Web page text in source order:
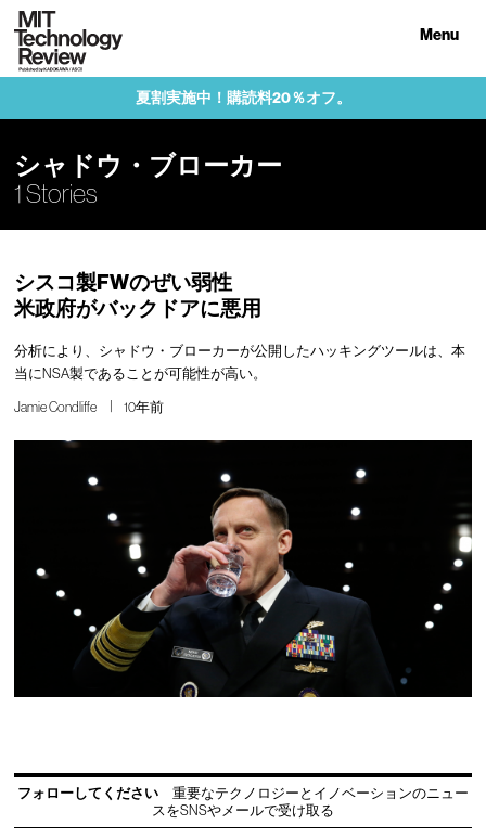
Menu
夏割実施中！購読料20％オフ。
シャドウ・ブローカー
1 Stories
シスコ製FWのぜい弱性
米政府がバックドアに悪用
分析により、シャドウ・ブローカーが公開したハッキングツールは、本
当にNSA製であることが可能性が高い。
Jamie Condliffe 10年前
フォローしてください
重要なテクノロジーとイノベーションのニュー
スをSNSやメールで受け取る